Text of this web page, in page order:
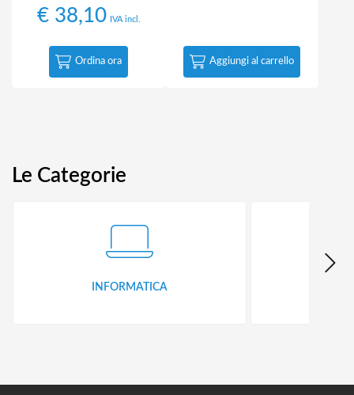
€38,10 IVA incl.
Ordina ora Aggiungi al carrello
Le Categorie
INFORMATICA